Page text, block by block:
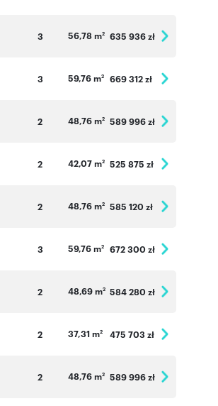
3 56,78 m2 635 936 zł
3 59,76 m2 669 312 zł
2 48,76 m2 589 996 zł
2 42,07 m2 525 875 zł
2 48,76 m2 585 120 zł
3 59,76 m2 672 300 zł
2 48,69 m2 584 280 zł
2 37,31 m2 475 703 zł
2 48,76 m2 589 996 zł